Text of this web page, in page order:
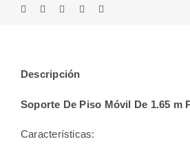
Descripción
Soporte De Piso Móvil De 1.65 m
Características: